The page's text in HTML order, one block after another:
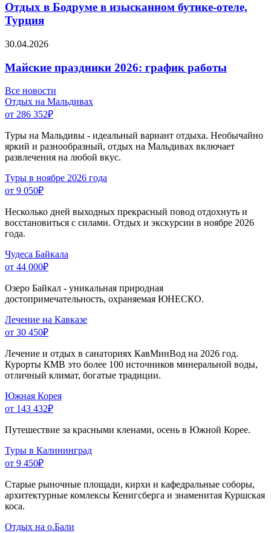
Отдых в Бодруме в изысканном бутике-отеле,
Турция
30.04.2026
Майские праздники 2026: график работы
Все новости
Отдых на Мальдивах
от 286 352₽
Туры на Мальдивы - идеальный вариант отдыха. Необычайно
яркий и разнообразный, отдых на Мальдивах включает
развлечения на любой вкус.
Туры в ноябре 2026 года
от 9 050₽
Несколько дней выходных прекрасный повод отдохнуть и
восстановиться с силами. Отдых и экскурсии в ноябре 2026
года.
Чудеса Байкала
от 44 000₽
Озеро Байкал - уникальная природная
достопримечательность, охраняемая ЮНЕСКО.
Лечение на Кавказе
от 30 450₽
Лечение и отдых в санаториях КавМинВод на 2026 год.
Курорты КМВ это более 100 источников минеральной воды,
отличный климат, богатые традиции.
Южная Корея
от 143 432₽
Путешествие за красными кленами, осень в Южной Корее.
Туры в Калининград
от 9 450₽
Старые рыночные площади, кирхи и кафедральные соборы,
архитектурные комлексы Кенигсберга и знаменитая Куршская
коса.
Отдых на о.Бали